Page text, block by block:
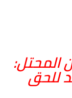
المحتل:
للحق